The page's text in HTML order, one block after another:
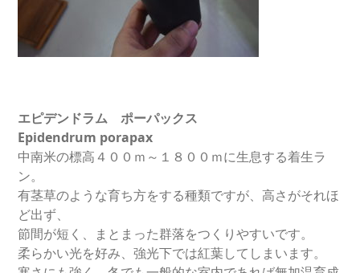
エピデンドラム ポーパックス
Epidendrum porapax
中南米の標高４００ｍ～１８００ｍに生息する着生ラ
ン。
有茎草のような育ち方をする種類ですが、高さがそれほ
ど出ず、
節間が短く、まとまった群落をつくりやすいです。
柔らかい光を好み、強光下では紅葉してしまいます。